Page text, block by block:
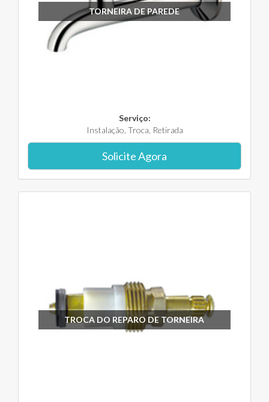
TORNEIRA DE PAREDE
Serviço:
Instalação, Troca, Retirada
Solicite Agora
TROCA DO REPARO DE TORNEIRA